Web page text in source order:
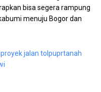
bisa segera rampung
menuju Bogor dan
proyek jalan tol puprtanah